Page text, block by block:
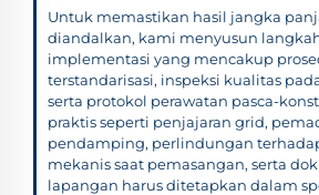
Untuk memastikan hasil jangka
diandalkan, kami menyusun
implementasi yang mencakup
terstandarisasi, inspeksi kualitas
serta protokol perawatan pasca-
praktis seperti penjajaran grid,
pendamping, perlindungan
mekanis saat pemasangan, serta
lapangan harus ditetapkan dalam